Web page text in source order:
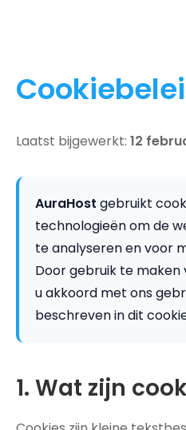
Laatst bijgewerkt: 12
AuraHost gebruikt
technologieën om de
te analyseren en voor
Door gebruik te
u akkoord met ons
beschreven in dit
1. Wat zijn